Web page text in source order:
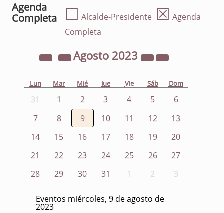
Agenda
Completa
☐ Alcalde-Presidente ☒ Agenda
Completa
Agosto 2023
Lun Mar Mié Jue Vie Sáb Dom
31 1 2 3 4 5
6
7
8 9 10 11 12
13
14
15 16 17 18 19
20
21
22 23 24 25 26
27
28
29 30 31 1 2 3
Eventos miércoles, 9 de agosto de
2023